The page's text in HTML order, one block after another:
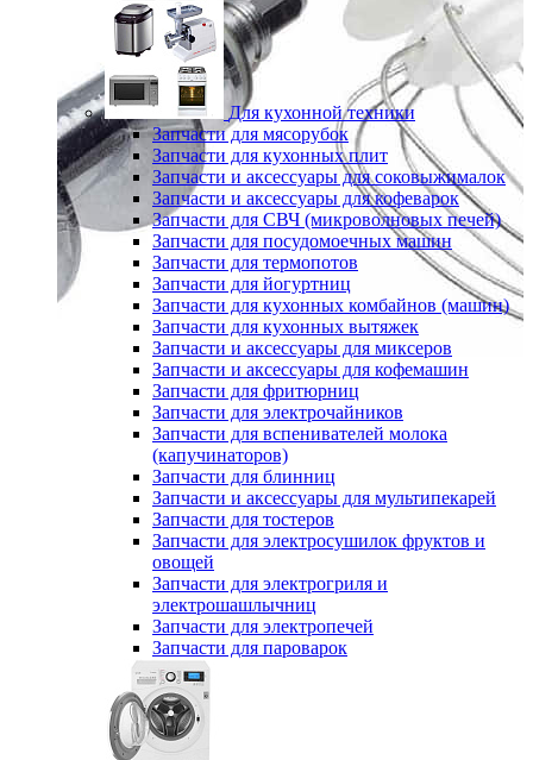
Для кухонной техники
Запчасти для мясорубок
Запчасти для кухонных плит
Запчасти и аксессуары для соковыжималок
Запчасти и аксессуары для кофеварок
Запчасти для СВЧ (микроволновых печей)
Запчасти для посудомоечных машин
Запчасти для термопотов
Запчасти для йогуртниц
Запчасти для кухонных комбайнов (машин)
Запчасти для кухонных вытяжек
Запчасти и аксессуары для миксеров
Запчасти и аксессуары для кофемашин
Запчасти для фритюрниц
Запчасти для электрочайников
Запчасти для вспенивателей молока
(капучинаторов)
Запчасти для блинниц
Запчасти и аксессуары для мультипекарей
Запчасти для тостеров
Запчасти для электросушилок фруктов и
овощей
Запчасти для электрогриля и
электрошашлычниц
Запчасти для электропечей
Запчасти для пароварок